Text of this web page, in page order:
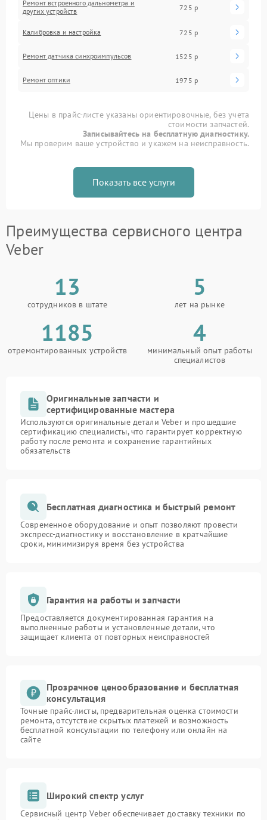
Ремонт встроенного дальнометра и
других устройств
725 р
Калибровка и настройка 725 р
Ремонт датчика синхроимпульсов 1525 р
Ремонт оптики 1975 р
Цены в прайс-листе указаны ориентировочные, без учета
стоимости запчастей.
Записывайтесь на бесплатную диагностику.
Мы проверим ваше устройство и укажем на неисправность.
Показать все услуги
Преимущества сервисного центра
Veber
13
сотрудников в штате
5
лет на рынке
1185
отремонтированных устройств
4
минимальный опыт работы
специалистов
Оригинальные запчасти и
сертифицированные мастера
Используются оригинальные детали Veber и прошедшие
сертификацию специалисты, что гарантирует корректную
работу после ремонта и сохранение гарантийных
обязательств
Бесплатная диагностика и быстрый ремонт
Современное оборудование и опыт позволяют провести
экспресс-диагностику и восстановление в кратчайшие
сроки, минимизируя время без устройства
Гарантия на работы и запчасти
Предоставляется документированная гарантия на
выполненные работы и установленные детали, что
защищает клиента от повторных неисправностей
Прозрачное ценообразование и бесплатная
консультация
Точные прайс-листы, предварительная оценка стоимости
ремонта, отсутствие скрытых платежей и возможность
бесплатной консультации по телефону или онлайн на
сайте
Широкий спектр услуг
Сервисный центр Veber обеспечивает доставку техники по